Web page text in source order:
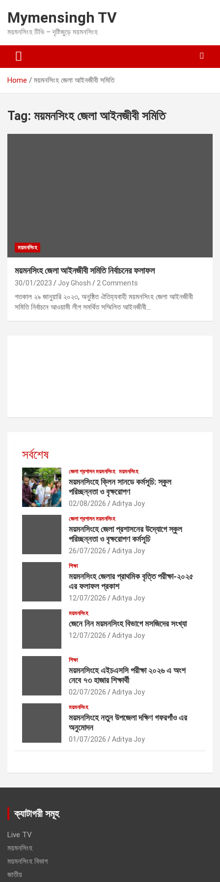
t
c
Mymensingh TV
ময়মনসিংহ টিভি – দৃষ্টিজুড়ে ময়মনসিংহ
Home ময়মনসিংহ জেলা আইনজীবী সমিতি
Tag: ময়মনসিংহ জেলা আইনজীবী সমিতি
ময়মনসিংহ
ময়মনসিংহ জেলা আইনজীবী সমিতি নির্বাচনের ফলাফল
30/01/2023 Joy Ghosh 2 Comments
গতকাল ২৯ জানুয়ারি ২০২৩, অনুষ্ঠিত ঐতিহ্যবাহী ময়মনসিংহ জেলা আইনজীবী
সমিতি নির্বাচনে আওয়ামী লীগ সমর্থিত সম্মিলিত আইনজীবী…
সর্বশেষ
জেলা প্রশাসন ময়মনসিংহ ময়মনসিংহ
ময়মনসিংহে ক্লিন সানডে কর্মসূচি: স্কুল
পরিচ্ছন্নতা ও বৃক্ষরোপণ
02/08/2026 Aditya Joy
জেলা প্রশাসন ময়মনসিংহ
ময়মনসিংহে জেলা প্রশাসনের উদ্যোগে স্কুল
পরিচ্ছন্নতা ও বৃক্ষরোপণ কর্মসূচি
26/07/2026 Aditya Joy
শিক্ষা
ময়মনসিংহ জেলার প্রাথমিক বৃত্তি পরীক্ষা-২০২৫
এর ফলাফল প্রকাশ
12/07/2026 Aditya Joy
ময়মনসিংহ
জেনে নিন ময়মনসিংহ বিভাগে মসজিদের সংখ্যা
12/07/2026 Aditya Joy
শিক্ষা
ময়মনসিংহে এইচএসসি পরীক্ষা ২০২৬ এ অংশ
নেবে ৭৩ হাজার শিক্ষার্থী
02/07/2026 Aditya Joy
ময়মনসিংহ
ময়মনসিংহে নতুন উপজেলা দক্ষিণ গফরগাঁও এর
অনুমোদন
01/07/2026 Aditya Joy
ক্যাটাগরী সমূহ
Live TV
ময়মনসিংহ
ময়মনসিংহ বিভাগ
জাতীয়